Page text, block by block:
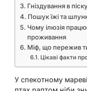
Гніздування в
Пошук їжі та
Чому ілюзія
проживання
Міф, що пережив
Цікаві факти
У спекотному